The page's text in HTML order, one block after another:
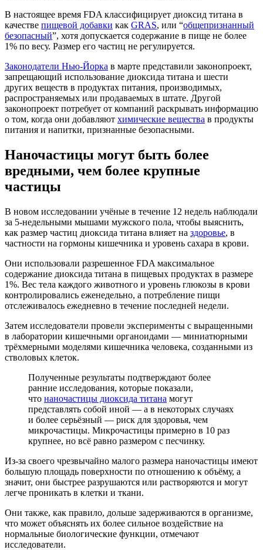
В настоящее время FDA классифицирует диоксид титана в
качестве пищевой добавки как GRAS, или “общепризнанный
безопасный”, хотя допускается содержание в пище не более
1% по весу. Размер его частиц не регулируется.
Законодатели Нью-Йорка в марте представили законопроект,
запрещающий использование диоксида титана и шести
других веществ в продуктах питания, производимых,
распространяемых или продаваемых в штате. Другой
законопроект потребует от компаний раскрывать информацию
о том, когда они добавляют химические вещества в продукты
питания и напитки, признанные безопасными.
Наночастицы могут быть более
вредными, чем более крупные
частицы
В новом исследовании учёные в течение 12 недель наблюдали
за 5-недельными мышами мужского пола, чтобы выяснить,
как размер частиц диоксида титана влияет на здоровье, в
частности на гормоны кишечника и уровень сахара в крови.
Они использовали разрешенное FDA максимальное
содержание диоксида титана в пищевых продуктах в размере
1%. Вес тела каждого животного и уровень глюкозы в крови
контролировались еженедельно, а потребление пищи
отслеживалось ежедневно в течение последней недели.
Затем исследователи провели эксперименты с выращенными
в лаборатории кишечными органоидами — миниатюрными
трёхмерными моделями кишечника человека, созданными из
стволовых клеток.
Полученные результаты подтверждают более
ранние исследования, которые показали,
что наночастицы диоксида титана могут
представлять собой иной — а в некоторых случаях
и более серьёзный — риск для здоровья, чем
микрочастицы. Микрочастицы примерно в 10 раз
крупнее, но всё равно размером с песчинку.
Из-за своего чрезвычайно малого размера наночастицы имеют
большую площадь поверхности по отношению к объёму, а
значит, они быстрее разрушаются или растворяются и могут
легче проникать в клетки и ткани.
Они также, как правило, дольше задерживаются в организме,
что может объяснять их более сильное воздействие на
нормальные биологические функции, отмечают
исследователи.